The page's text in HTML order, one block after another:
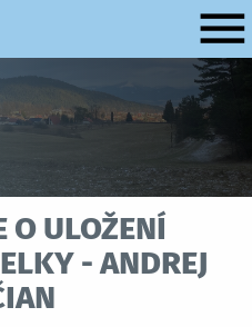
menu
o uložení
- Andrej